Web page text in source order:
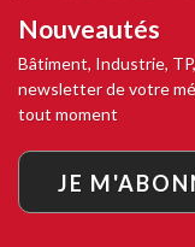
Nouveautés
Bâtiment, Industrie,
newsletter de votre
tout moment
JE